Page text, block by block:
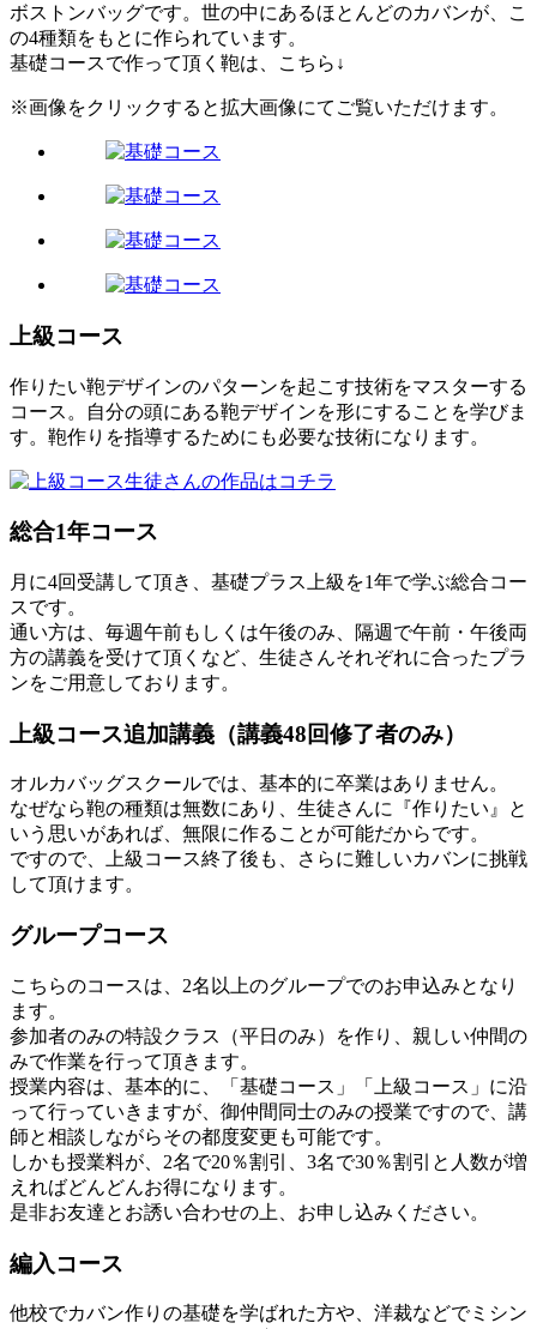
ボストンバッグです。世の中にあるほとんどのカバンが、こ
の4種類をもとに作られています。
基礎コースで作って頂く鞄は、こちら↓
※画像をクリックすると拡大画像にてご覧いただけます。
上級コース
作りたい鞄デザインのパターンを起こす技術をマスターする
コース。自分の頭にある鞄デザインを形にすることを学びま
す。鞄作りを指導するためにも必要な技術になります。
総合1年コース
月に4回受講して頂き、基礎プラス上級を1年で学ぶ総合コー
スです。
通い方は、毎週午前もしくは午後のみ、隔週で午前・午後両
方の講義を受けて頂くなど、生徒さんそれぞれに合ったプラ
ンをご用意しております。
上級コース追加講義（講義48回修了者のみ）
オルカバッグスクールでは、基本的に卒業はありません。
なぜなら鞄の種類は無数にあり、生徒さんに『作りたい』と
いう思いがあれば、無限に作ることが可能だからです。
ですので、上級コース終了後も、さらに難しいカバンに挑戦
して頂けます。
グループコース
こちらのコースは、2名以上のグループでのお申込みとなり
ます。
参加者のみの特設クラス（平日のみ）を作り、親しい仲間の
みで作業を行って頂きます。
授業内容は、基本的に、「基礎コース」「上級コース」に沿
って行っていきますが、御仲間同士のみの授業ですので、講
師と相談しながらその都度変更も可能です。
しかも授業料が、2名で20％割引、3名で30％割引と人数が増
えればどんどんお得になります。
是非お友達とお誘い合わせの上、お申し込みください。
編入コース
他校でカバン作りの基礎を学ばれた方や、洋裁などでミシン